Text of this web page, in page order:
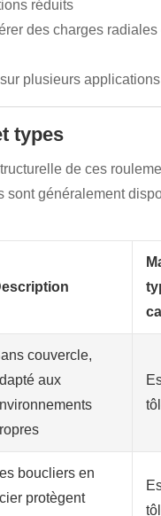
réduits
des charges
plusieurs applications
types
de ces
sont généralement
couvercle,
aux
boucliers en
protègent